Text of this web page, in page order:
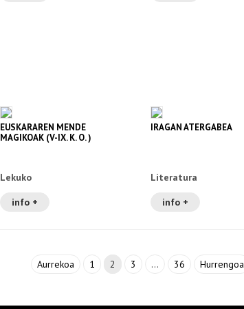
EUSKARAREN MENDE
MAGIKOAK (V-IX. K. O. )
Lekuko
info +
IRAGAN ATERGABEA
Literatura
info +
Aurrekoa 1 2 3 … 36 Hurrengoa